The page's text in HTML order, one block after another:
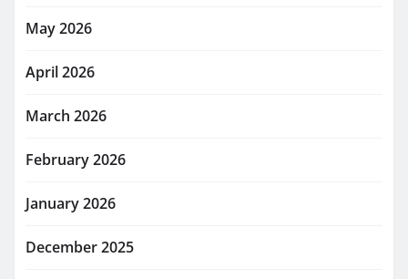
May 2026
April 2026
March 2026
February 2026
January 2026
December 2025